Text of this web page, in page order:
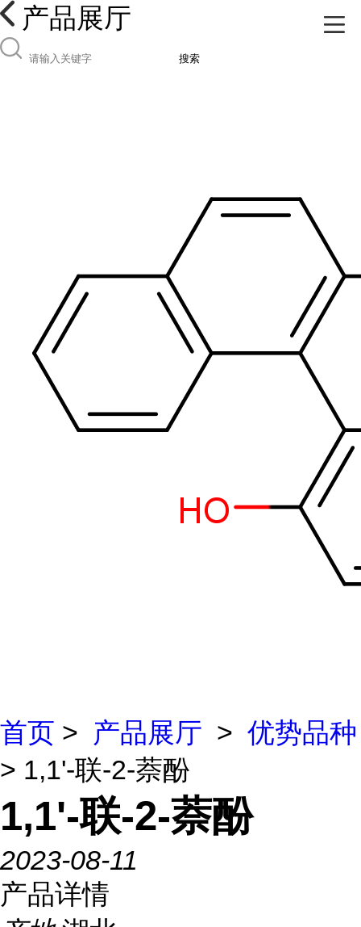
产品展厅
搜索
首页 > 产品展厅 > 优势品种
> 1,1'-联-2-萘酚
1,1'-联-2-萘酚
2023-08-11
产品详情